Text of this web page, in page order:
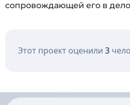
сопровождающей его в
Этот проект оценили 3